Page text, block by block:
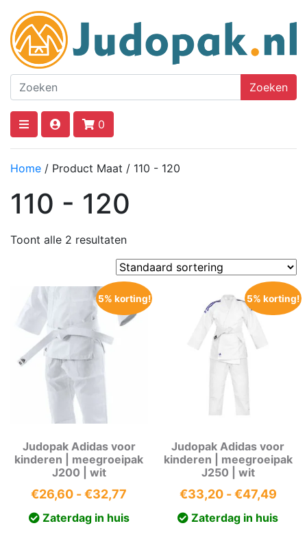
Zoeken
0
Home / Product Maat / 110 - 120
110 - 120
Toont alle 2 resultaten
5% korting!
Judopak Adidas voor
kinderen | meegroeipak
J200 | wit
€26,60 - €32,77 Prijsklasse:
€26,60
Zaterdag in huis
5% korting!
Judopak Adidas voor
kinderen | meegroeipak
J250 | wit
€33,20 - €47,49
Zaterdag in huis